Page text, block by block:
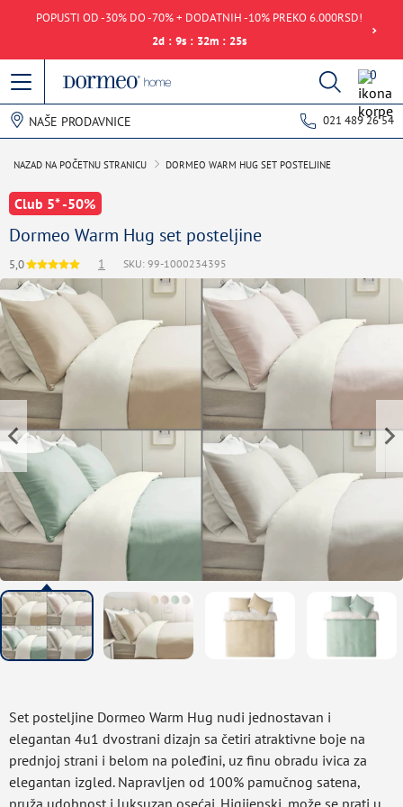
POPUSTI OD -30% DO -70% + DODATNIH -10% PREKO 6.000RSD!
2d : 9s : 32m : 24s
0
NAŠE PRODAVNICE 021 489 26 54
Club 5* -50%
Dormeo Warm Hug set posteljine
5,0 1 SKU: 99-1000234395
Set posteljine Dormeo Warm Hug nudi jednostavan i
elegantan 4u1 dvostrani dizajn sa četiri atraktivne boje na
prednjoj strani i belom na poleđini, uz finu obradu ivica za
elegantan izgled. Napravljen od 100% pamučnog satena,
pruža udobnost i luksuzan osećaj. Higijenski, može se prati u